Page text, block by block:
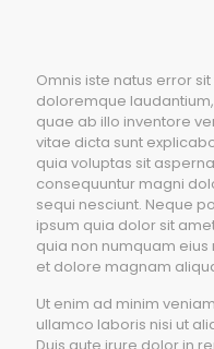
Omnis iste natus error
doloremque
quae ab illo inventore
vitae dicta sunt
quia voluptas sit
consequuntur magni
sequi nesciunt. Neque
ipsum quia dolor sit
quia non numquam
et dolore magnam
Ut enim ad minim
ullamco laboris nisi ut
Duis aute irure dolor in